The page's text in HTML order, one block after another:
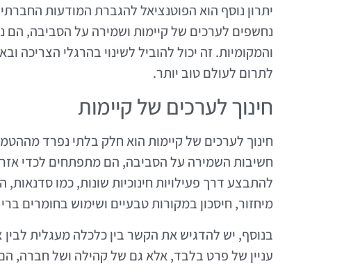
יתרון נוסף הוא הפוטנציאל להגברת המודעות
נחשפים לערכים של קיימות ושמירה על הסביבה, הם
והמקומיות. זה יכול להוביל לשינוי בהרגלי הצריכה
לתרום לעולם טוב יותר.
חינוך לערכים של קיימות
חינוך לערכים של קיימות הוא חלק בלתי נפרד
חשיבות השמירה על הסביבה, הם מתפתחים לכדי
להתבצע דרך פעילויות חינוכיות שונות, כמו
מיחזור, חיסכון במקורות טבעיים ושימוש בחומרים
בנוסף, יש להדגיש את הקשר בין כלכלה מעגלית
עניין של פרט בלבד, אלא גם של קהילה ושל חברה,